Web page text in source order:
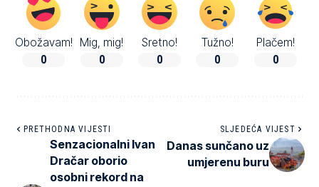
Obožavam!
0
Mig, mig!
0
Sretno!
0
Tužno!
0
Plačem!
0
PRETHODNA VIJESTI
Senzacionalni Ivan
Dračar oborio
osobni rekord na
SLJEDEĆA VIJEST
Danas sunčano uz
umjerenu buru